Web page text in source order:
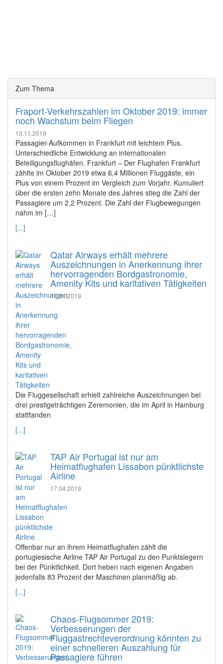
Zum Thema
Fraport-Verkehrszahlen im Oktober 2019: immer
noch Wachstum beim Fliegen
13.11.2019
Passagier-Aufkommen in Frankfurt mit leichtem Plus.
Unterschiedliche Entwicklung an internationalen
Beteiligungsflughäfen. Frankfurt – Der Flughafen Frankfurt
zählte im Oktober 2019 etwa 6,4 Millionen Fluggäste, ein
Plus von einem Prozent im Vergleich zum Vorjahr. Kumuliert
über die ersten zehn Monate des Jahres stieg die Zahl der
Passagiere um 2,2 Prozent. Die Zahl der Flugbewegungen
nahm im […]
[...]
Qatar Airways erhält mehrere
Auszeichnungen in Anerkennung ihrer
hervorragenden Bordgastronomie,
Amenity Kits und karitativen Tätigkeiten
18.04.2019
Die Fluggesellschaft erhielt zahlreiche Auszeichnungen bei
drei prestigeträchtigen Zeremonien, die im April in Hamburg
stattfanden
[...]
TAP Air Portugal ist nur am
Heimatflughafen Lissabon pünktlichste
Airline
17.04.2019
Offenbar nur an ihrem Heimatflughafen zählt die
portugiesische Airline TAP Air Portugal zu den Punktsiegern
bei der Pünktlichkeit. Dort heben nach eigenen Angaben
jedenfalls 83 Prozent der Maschinen planmäßig ab.
[...]
Chaos-Flugsommer 2019:
Verbesserungen der
Fluggastrechteverordnung könnten zu
einer schnelleren Auszahlung für
Passagiere führen